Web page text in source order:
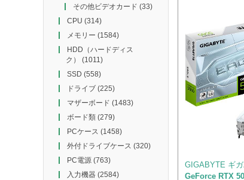
その他ビデオカード (33)
CPU (314)
メモリー (1584)
HDD（ハードディス
ク）
(1011)
SSD (558)
ドライブ(225)
マザーボード (1483)
ボード類(279)
PCケース (1458)
外付ドライブケース (320)
PC電源(763)
入力機器(2584)
GIGABYTE ギガ
GeForce RTX